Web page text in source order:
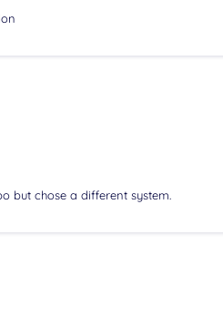
but chose a different system.